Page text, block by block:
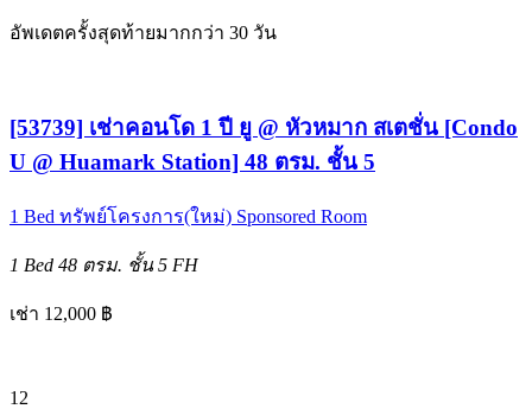
อัพเดตครั้งสุดท้ายมากกว่า 30 วัน
[53739] เช่าคอนโด 1 ปี ยู @ หัวหมาก สเตชั่น [Condo
U @ Huamark Station] 48 ตรม. ชั้น 5
1 Bed ทรัพย์โครงการ(ใหม่) Sponsored Room
1 Bed 48 ตรม. ชั้น 5 FH
เช่า 12,000 ฿
12